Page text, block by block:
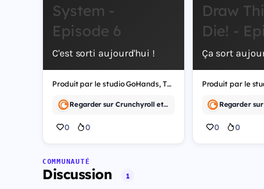
System -
Episode 6
C'est sorti aujourd'hui !
Produit par le studio GoHands, The Exiled Heavy Knight Knows How to Game the System est un anime d'action.
Regarder sur Crunchyroll et 2 autres
0 0
Draw
Die! -
Ça sort
0 0
COMMUNAUTÉ
Discussion 1